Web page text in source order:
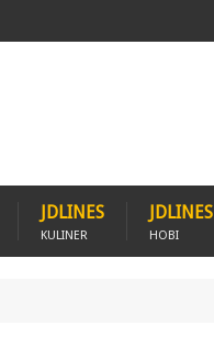
JDLINES
KULINER
JDLINES
HOBI